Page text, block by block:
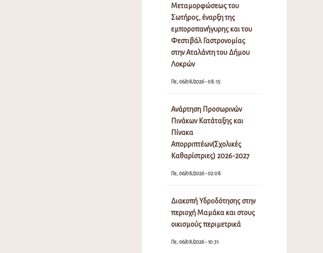
Μεταμορφώσεως του
Σωτήρος, έναρξη της
εμποροπανήγυρης και του
Φεστιβάλ Γαστρονομίας
στην Αταλάντη του Δήμου
Λοκρών
Πε, 06/08/2026 - 08:15
Ανάρτηση Προσωρινών
Πινάκων Κατάταξης και
Πίνακα
Απορριπτέων(Σχολικές
Καθαρίστριες) 2026-2027
Πε, 06/08/2026 - 02:08
Διακοπή Υδροδότησης στην
περιοχή Μαμάκα και στους
οικισμούς περιμετρικά
Πε, 06/08/2026 - 10:31